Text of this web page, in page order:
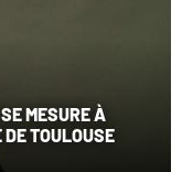
MESURE À
TOULOUSE